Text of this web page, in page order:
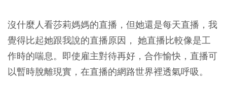
沒什麼人看莎莉媽媽的直播，但她還是每天直播，我
覺得比起她跟我說的直播原因， 她直播比較像是工
作時的喘息。即使雇主對待再好，合作愉快，直播可
以暫時脫離現實，在直播的網路世界裡透氣呼吸。